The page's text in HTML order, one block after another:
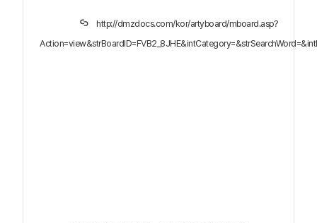
http://dmzdocs.com/kor/artyboard/mboard.asp?